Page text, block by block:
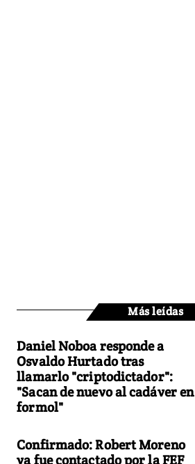
Más leídas
Daniel Noboa responde a
Osvaldo Hurtado tras
llamarlo "criptodictador":
"Sacan de nuevo al cadáver en
formol"
Confirmado: Robert Moreno
ya fue contactado por la FEF